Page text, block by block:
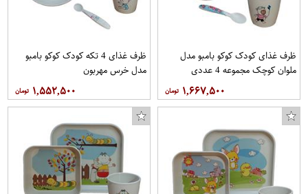
ظرف غذای کودک کوکو بامبو مدل
ملوان کوچک مجموعه 4 عددی
۱,۶۶۷,۵۰۰
ظرف غذای 4 تکه کودک کوکو بامبو
مدل خرس مهربون
۱,۵۵۲,۵۰۰